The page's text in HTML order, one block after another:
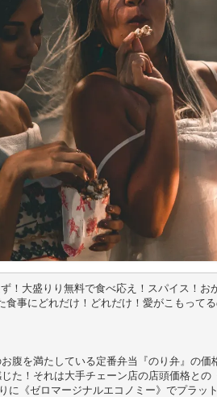
大盛りり無料で食べ応え！スパイス！お
事にどれだけ！どれだけ！愛がこもって
腹を満たしている定番弁当『のり弁』の
た！それは大手チェーン店の店頭価格と
《ゼロマージナルエコノミー》でプラッ